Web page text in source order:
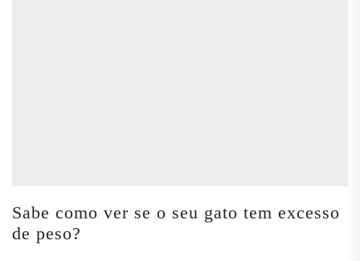
Sabe como ver se o seu gato tem excesso
de peso?